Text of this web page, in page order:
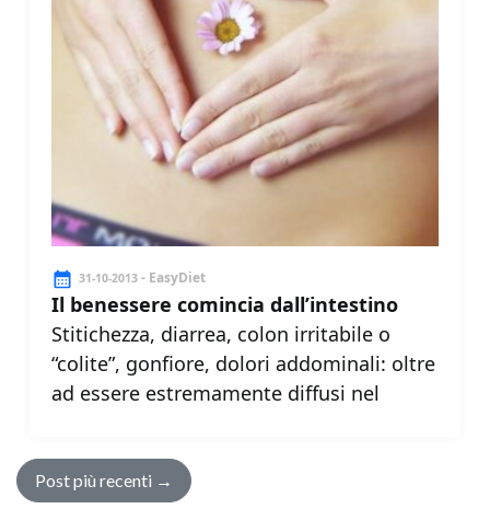
31-10-2013 - EasyDiet
Il benessere comincia dall’intestino
Stitichezza, diarrea, colon irritabile o
“colite”, gonfiore, dolori addominali: oltre
ad essere estremamente diffusi nel
Post più recenti →